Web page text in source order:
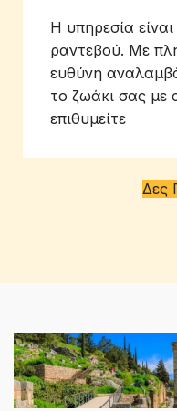
Η υπηρεσία
ραντεβού. Με
ευθύνη
το ζωάκι σας με
επιθυμείτε
Δες